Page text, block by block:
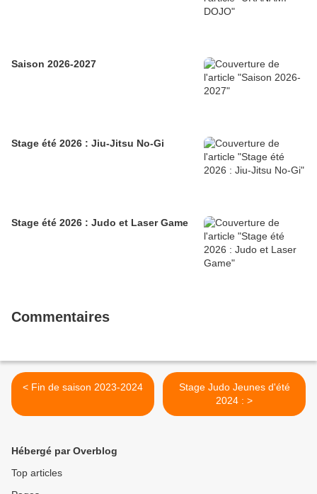
Saison 2026-2027
Stage été 2026 : Jiu-Jitsu No-Gi
Stage été 2026 : Judo et Laser Game
Commentaires
< Fin de saison 2023-2024
Stage Judo Jeunes d'été
2024 : >
Hébergé par Overblog
Top articles